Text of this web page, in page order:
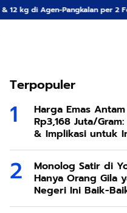
2 Februari 2026, Wajib Tahu
Terpopuler
Harga Emas
Rp3,168 Juta/
& Implikasi untuk
Indonesia
Monolog Satir di
Hanya Orang Gila
Negeri Ini Baik-
Menggugat